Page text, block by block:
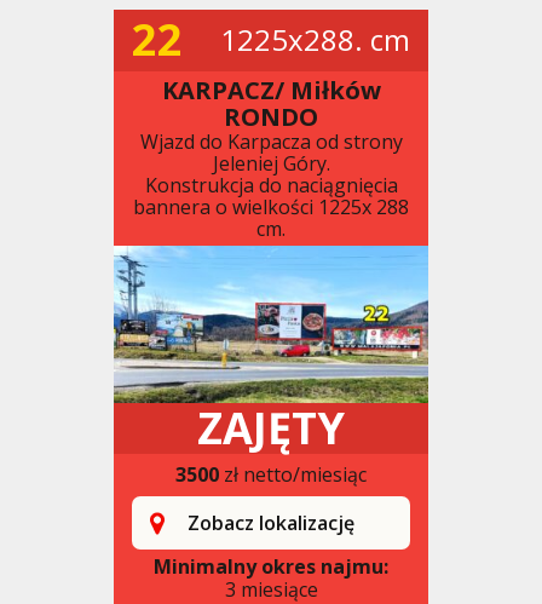
22 1225x288. cm
KARPACZ/ Miłków
RONDO
Wjazd do Karpacza od strony
Jeleniej Góry.
Konstrukcja do naciągnięcia
bannera o wielkości 1225x 288
cm.
ZAJĘTY
3500 zł netto/miesiąc
Zobacz lokalizację
Minimalny okres najmu:
3 miesiące